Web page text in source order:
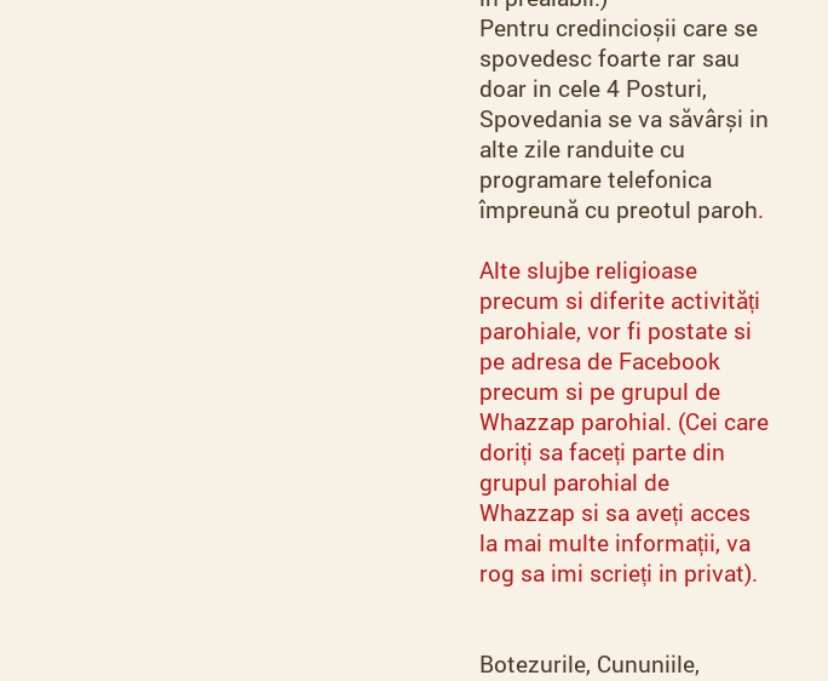
Pentru credincioșii care se
spovedesc foarte rar sau
doar in cele 4 Posturi,
Spovedania se va săvârși in
alte zile randuite cu
programare telefonica
împreună cu preotul paroh.
Alte slujbe religioase
precum si diferite activități
parohiale, vor fi postate si
pe adresa de Facebook
precum si pe grupul de
Whazzap parohial. (Cei care
doriți sa faceți parte din
grupul parohial de
Whazzap si sa aveți acces
la mai multe informații, va
rog sa imi scrieți in privat).
Botezurile, Cununiile,